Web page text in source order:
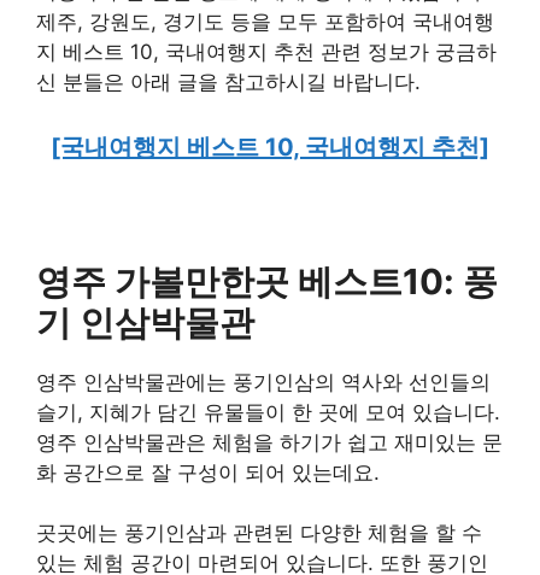
제주, 강원도, 경기도 등을 모두 포함하여 국내여행
지 베스트 10, 국내여행지 추천 관련 정보가 궁금하
신 분들은 아래 글을 참고하시길 바랍니다.
[국내여행지 베스트 10, 국내여행지 추천]
영주 가볼만한곳 베스트10: 풍
기 인삼박물관
영주 인삼박물관에는 풍기인삼의 역사와 선인들의
슬기, 지혜가 담긴 유물들이 한 곳에 모여 있습니다.
영주 인삼박물관은 체험을 하기가 쉽고 재미있는 문
화 공간으로 잘 구성이 되어 있는데요.
곳곳에는 풍기인삼과 관련된 다양한 체험을 할 수
있는 체험 공간이 마련되어 있습니다. 또한 풍기인